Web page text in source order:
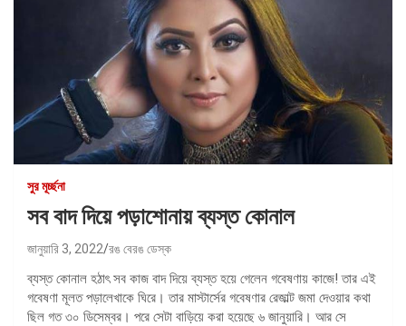
সুর মূর্চ্ছনা
সব বাদ দিয়ে পড়াশোনায় ব্যস্ত কোনাল
জানুয়ারি 3, 2022 রঙ বেরঙ ডেস্ক
ব্যস্ত কোনাল হঠাৎ সব কাজ বাদ দিয়ে ব্যস্ত হয়ে গেলেন গবেষণায় কাজে! তার এই
গবেষণা মূলত পড়ালেখাকে ঘিরে। তার মাস্টার্সের গবেষণার রেজাল্ট জমা দেওয়ার কথা
ছিল গত ৩০ ডিসেম্বর। পরে সেটা বাড়িয়ে করা হয়েছে ৬ জানুয়ারি। আর সে